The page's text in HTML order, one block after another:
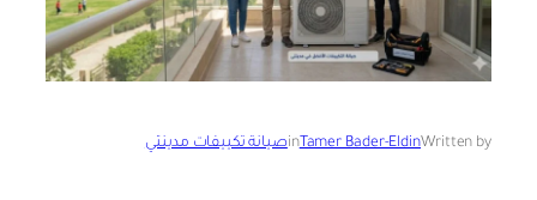
Written by
Tamer Bader-Eldin
inصيانة تكييفات مدينتي